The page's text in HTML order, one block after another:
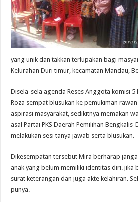
yang unik dan takkan terlupakan bagi
Kelurahan Duri timur, kecamatan Mandau,
Disela-sela agenda Reses Anggota komisi 5
Roza sempat blusukan ke pemukiman
aspirasi masyarakat, sedikitnya memakan
asal Partai PKS Daerah Pemilihan
melakukan sesi tanya jawab serta blusukan.
Dikesempatan tersebut Mira berharap
anak yang belum memiliki identitas diri. jika
surat keterangan dan juga akte kelahiran.
punya.